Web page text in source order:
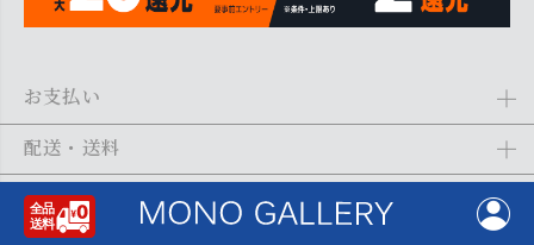
お支払い
Amazon Pay、クレジットカード、代金引換、あと払い(ペイディ)、銀
行振込がご利用になれます。詳しくはご利用ガイドをご利用くださ
い。
配送・送料
全商品送料無料
ご注文の翌日から1～2日営業日以内に発送いたします。ご注文の混雑
お問合せ